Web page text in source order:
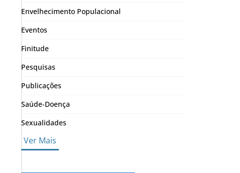
Envelhecimento Populacional
Eventos
Finitude
Pesquisas
Publicações
Saúde-Doença
Sexualidades
Ver Mais